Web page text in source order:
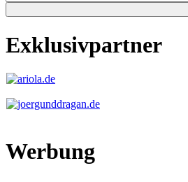
Exklusivpartner
Werbung